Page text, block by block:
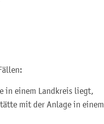
in einem Landkreis liegt,
mit der Anlage in